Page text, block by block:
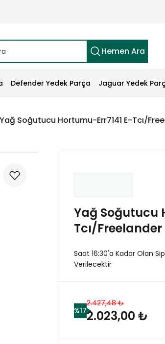
Hemen Ara
Defender Yedek Parça Jaguar Yedek
Yağ Soğutucu Hortumu-Err7141 E-Tcı/
Yağ Soğutucu
Tcı/Freelander
Saat 16:30'a Kadar Olan
Verilecektir
%17
2.427,48 ₺
2.023,00 ₺